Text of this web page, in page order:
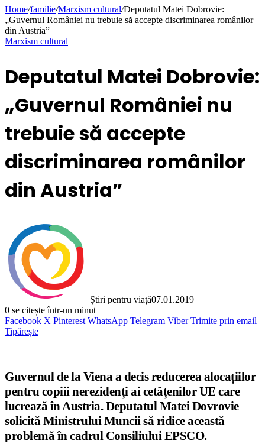
Home/familie/Marxism cultural/Deputatul Matei Dobrovie:
„Guvernul României nu trebuie să accepte discriminarea românilor
din Austria”
Marxism cultural
Deputatul Matei Dobrovie:
„Guvernul României nu
trebuie să accepte
discriminarea românilor
din Austria”
Știri pentru viață07.01.2019
0 se citește într-un minut
Facebook X Pinterest WhatsApp Telegram Viber Trimite prin email
Tipărește
Guvernul de la Viena a decis reducerea alocațiilor
pentru copiii nerezidenți ai cetățenilor UE care
lucrează în Austria. Deputatul Matei Dovrovie
solicită Ministrului Muncii să ridice această
problemă în cadrul Consiliului EPSCO.